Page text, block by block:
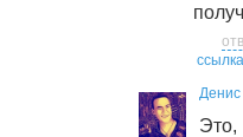
ссылка